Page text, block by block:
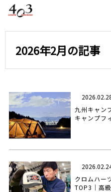
2026年2月の記事
九州キャン
キャンプフ
クロムハー
TOP3｜高